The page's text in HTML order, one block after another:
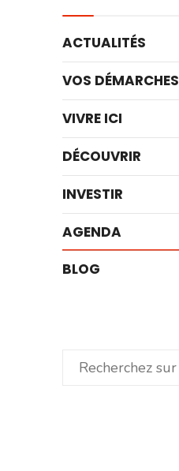
ACTUALITÉS
VOS DÉMARCHES
VIVRE ICI
DÉCOUVRIR
INVESTIR
AGENDA
BLOG
Rechercher